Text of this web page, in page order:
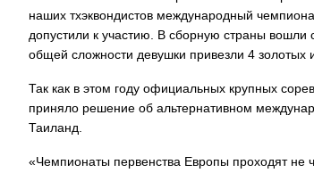
наших тхэквондистов международный
допустили к участию. В сборную страны вошли
общей сложности девушки привезли 4 золотых
Так как в этом году официальных крупных
приняло решение об альтернативном
Таиланд.
«Чемпионаты первенства Европы проходят не